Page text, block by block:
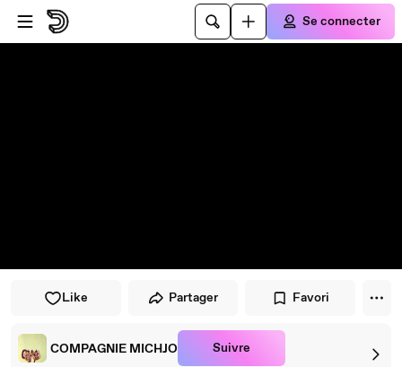
Passer au player
Passer au contenu principal
Se connecter
Like Partager Favori
COMPAGNIE MICHJO Suivre